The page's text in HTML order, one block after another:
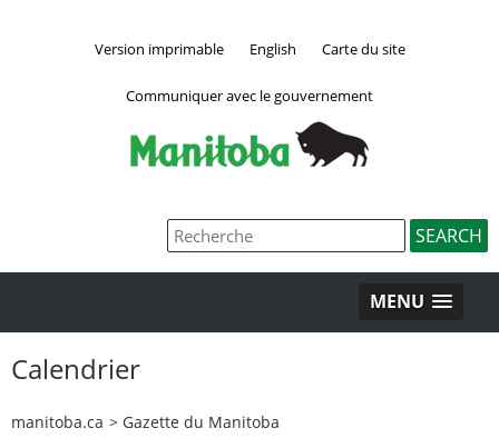
Version imprimable English Carte du site
Communiquer avec le gouvernement
MENU
Calendrier
manitoba.ca > Gazette du Manitoba